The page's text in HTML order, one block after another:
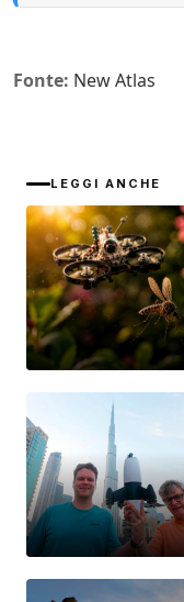
Fonte: New Atlas
LEGGI ANCHE